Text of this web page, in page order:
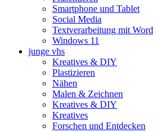
Smartphone und Tablet
Social Media
Textverarbeitung mit Word
Windows 11
junge vhs
Kreatives & DIY
Plastizieren
Nähen
Malen & Zeichnen
Kreatives & DIY
Kreatives
Forschen und Entdecken